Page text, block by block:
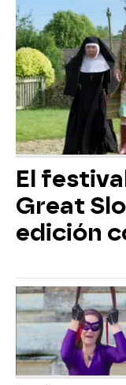
El
Great
edición